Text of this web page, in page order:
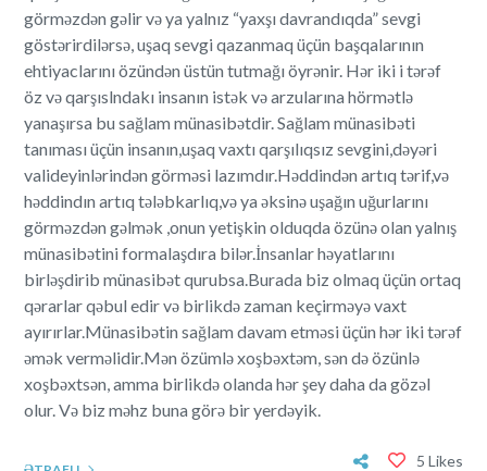
görməzdən gəlir və ya yalnız “yaxşı davrandıqda” sevgi
göstərirdilərsə, uşaq sevgi qazanmaq üçün başqalarının
ehtiyaclarını özündən üstün tutmağı öyrənir. Hər iki i tərəf
öz və qarşıslndakı insanın istək və arzularına hörmətlə
yanaşırsa bu sağlam münasibətdir. Sağlam münasibəti
tanıması üçün insanın,uşaq vaxtı qarşılıqsız sevgini,dəyəri
valideyinlərindən görməsi lazımdır.Həddindən artıq tərif,və
həddindın artıq tələbkarlıq,və ya əksinə uşağın uğurlarını
görməzdən gəlmək ,onun yetişkin olduqda özünə olan yalnış
münasibətini formalaşdıra bilər.İnsanlar həyatlarını
birləşdirib münasibət qurubsa.Burada biz olmaq üçün ortaq
qərarlar qəbul edir və birlikdə zaman keçirməyə vaxt
ayırırlar.Münasibətin sağlam davam etməsi üçün hər iki tərəf
əmək verməlidir.Mən özümlə xoşbəxtəm, sən də özünlə
xoşbəxtsən, amma birlikdə olanda hər şey daha da gözəl
olur. Və biz məhz buna görə bir yerdəyik.
5 Likes